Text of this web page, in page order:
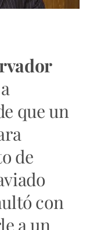
que un
de
con
a un